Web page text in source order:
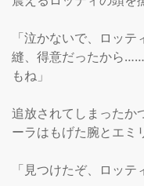
「泣かないで、ロッ
縫、得意だったから
もね」
追放されてしまったか
ーラはもげた腕とエミ
「見つけたぞ、ロッテ